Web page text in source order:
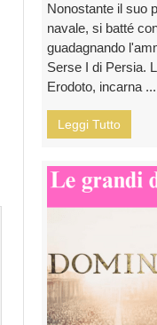
Nonostante il suo
navale, si batté
guadagnando
Serse I di Persia.
Erodoto, incarna ...
Leggi Tutto